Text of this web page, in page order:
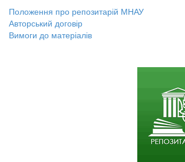
Положення про репозитарій МНАУ
Авторський договір
Вимоги до матеріалів